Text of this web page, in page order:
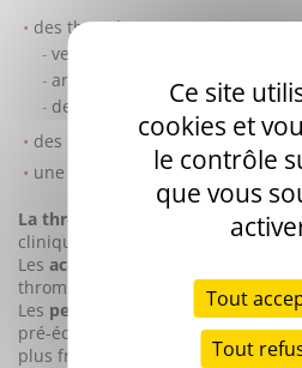
des thromboses
veineuses
artérielles
des petits vaisseaux
des pertes fœtales
une thrombocytopénie
La thrombose veineuse profonde
clinique la plus fréquente.
Les accidents vasculaires cérébraux
thrombotiques artérielles les plus
Les pertes fœtales
précoces et
pré-éclampsie constituent les
plus fréquentes.
Ce site
cookies et
le contrôle
que vous
Tout
Tout